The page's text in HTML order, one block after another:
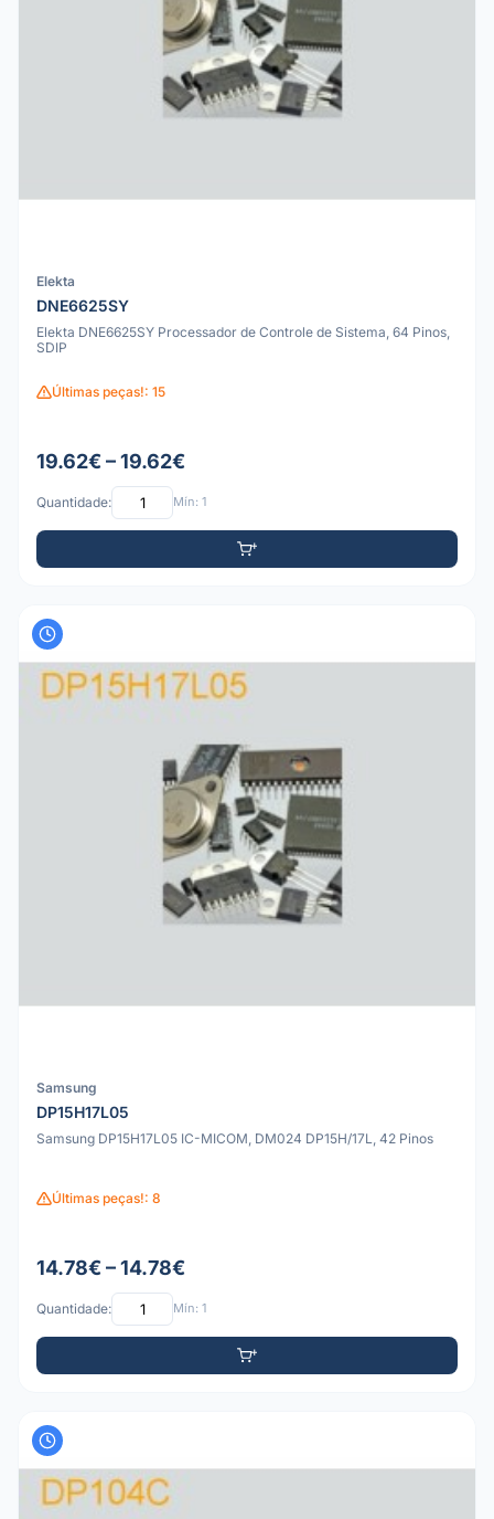
Elekta
DNE6625SY
Elekta DNE6625SY Processador de Controle de Sistema, 64 Pinos,
SDIP
Últimas peças!: 15
19.62€ – 19.62€
Quantidade: Mín: 1
Samsung
DP15H17L05
Samsung DP15H17L05 IC-MICOM, DM024 DP15H/17L, 42 Pinos
Últimas peças!: 8
14.78€ – 14.78€
Quantidade: Mín: 1